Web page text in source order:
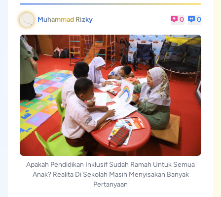
Muhammad Rizky 0 0
Apakah Pendidikan Inklusif Sudah Ramah Untuk Semua
Anak? Realita Di Sekolah Masih Menyisakan Banyak
Pertanyaan